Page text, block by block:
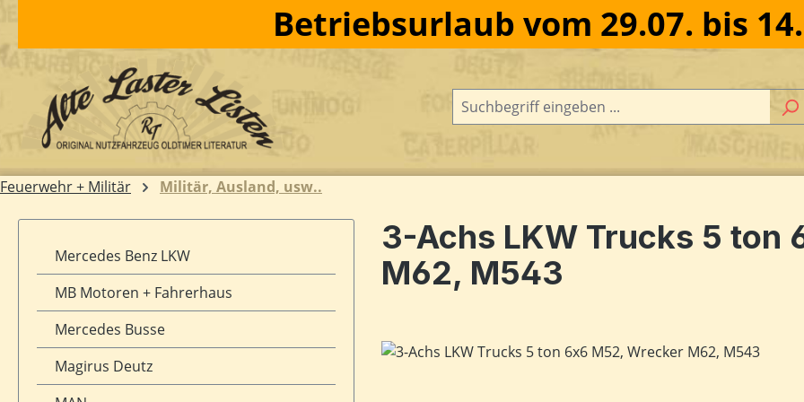
Betriebsurlaub vom 29.07. bis
Feuerwehr + Militär Militär, Ausland, usw..
Mercedes Benz LKW
MB Motoren + Fahrerhaus
Mercedes Busse
Magirus Deutz
3-Achs LKW Trucks 5 ton
M62, M543
Bildergalerie überspringen